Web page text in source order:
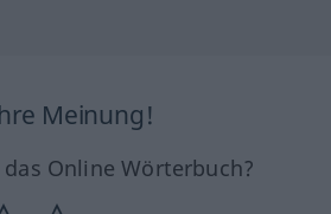
Meinung!
Online Wörterbuch?